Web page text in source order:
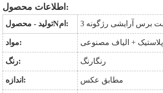
اطلاعات محصول:
تولید - محصولN ام:
مواد: پلاستیک + الیاف مصنوعی
رنگ: رنگارنگ
اندازه: مطابق عکس